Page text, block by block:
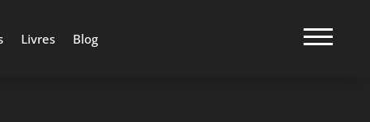
Livres Blog